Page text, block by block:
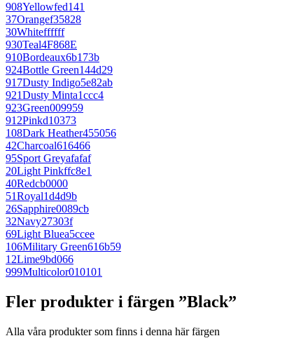
908Yellowfed141
37Orangef35828
30Whiteffffff
930Teal4F868E
910Bordeaux6b173b
924Bottle Green144d29
917Dusty Indigo5e82ab
921Dusty Minta1ccc4
923Green009959
912Pinkd10373
108Dark Heather455056
42Charcoal616466
95Sport Greyafafaf
20Light Pinkffc8e1
40Redcb0000
51Royal1d4d9b
26Sapphire0089cb
32Navy27303f
69Light Bluea5ccee
106Military Green616b59
12Lime9bd066
999Multicolor010101
Fler produkter i färgen ”Black”
Alla våra produkter som finns i denna här färgen